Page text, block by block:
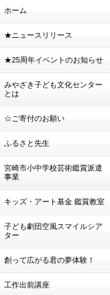
ホーム
★ニュースリリース
★25周年イベントのお知らせ
みやざき子ども文化センター
とは
☆ご寄付のお願い
ふるさと先生
宮崎市小中学校芸術鑑賞派遣
事業
キッズ・アート基金 鑑賞教室
子ども劇団空風スマイルシア
ター
創って広がる君の夢体験！
工作出前講座